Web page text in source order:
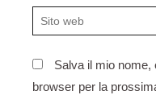
Sito
web
Salva il mio nome,
browser per la